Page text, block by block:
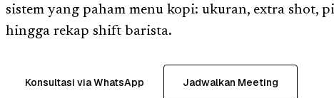
sistem yang paham menu kopi: ukuran, extra shot,
hingga rekap shift barista.
Konsultasi via WhatsApp Jadwalkan Meeting